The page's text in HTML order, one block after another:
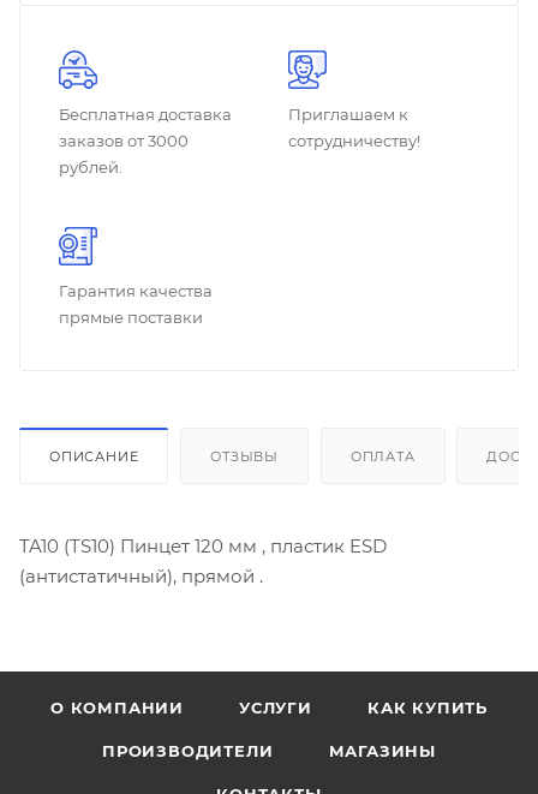
Бесплатная доставка
заказов от 3000
рублей.
Приглашаем к
сотрудничеству!
Гарантия качества
прямые поставки
ОПИСАНИЕ ОТЗЫВЫ ОПЛАТА
TA10 (TS10) Пинцет 120 мм , пластик ESD
(антистатичный), прямой .
О КОМПАНИИ УСЛУГИ КАК КУПИТЬ
ПРОИЗВОДИТЕЛИ МАГАЗИНЫ